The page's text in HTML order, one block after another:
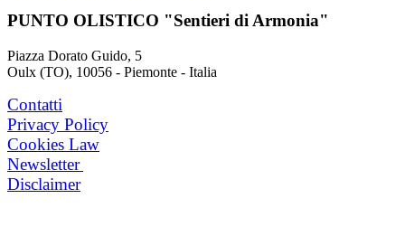
PUNTO OLISTICO "Sentieri di Armonia"
Piazza Dorato Guido, 5
Oulx (TO), 10056 - Piemonte - Italia
Contatti
Privacy Policy
Cookies Law
Newsletter
Disclaimer